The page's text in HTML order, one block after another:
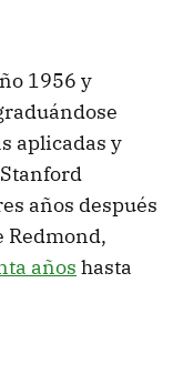
1956 y
aplicadas y
años después
Redmond,
años hasta